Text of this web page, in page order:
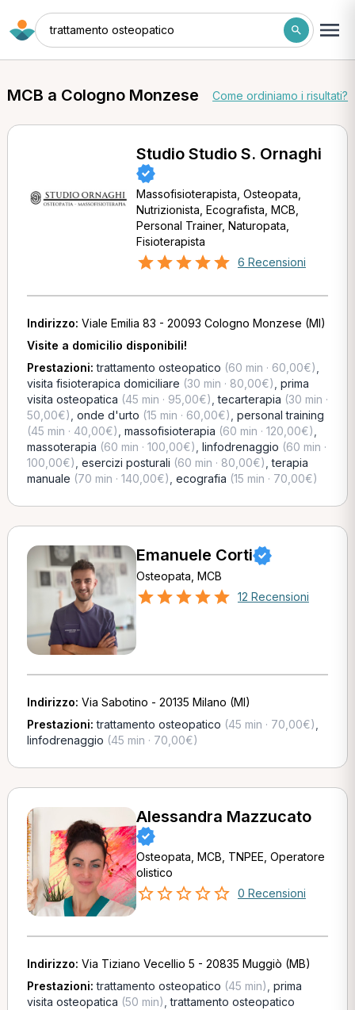
trattamento osteopatico
MCB a Cologno Monzese Come ordiniamo i risultati?
Studio Studio S. Ornaghi
Massofisioterapista, Osteopata,
Nutrizionista, Ecografista, MCB,
Personal Trainer, Naturopata,
Fisioterapista
6 Recensioni
Indirizzo: Viale Emilia 83 - 20093 Cologno Monzese (MI)
Visite a domicilio disponibili!
Prestazioni:trattamento osteopatico (60 min · 60,00€)
visita fisioterapica domiciliare (30 min · 80,00€) prima
visita osteopatica (45 min · 95,00€) ,tecarterapia (30 min ·
50,00€) onde d'urto (15 min · 60,00€) personal training
(45 min · 40,00€) massofisioterapia (60 min · 120,00€)
massoterapia (60 min · 100,00€) linfodrenaggio (60 min ·
100,00€) esercizi posturali (60 min · 80,00€) ,terapia
manuale (70 min · 140,00€) ecografia (15 min · 70,00€)
Emanuele Corti
Osteopata, MCB
12 Recensioni
Indirizzo: Via Sabotino - 20135 Milano (MI)
Prestazioni:trattamento osteopatico (45 min · 70,00€)
linfodrenaggio (45 min · 70,00€)
Alessandra Mazzucato
Osteopata, MCB, TNPEE, Operatore
olistico
0 Recensioni
Indirizzo: Via Tiziano Vecellio 5 - 20835 Muggiò (MB)
Prestazioni:trattamento osteopatico (45 min) prima
visita osteopatica (50 min) ,trattamento osteopatico